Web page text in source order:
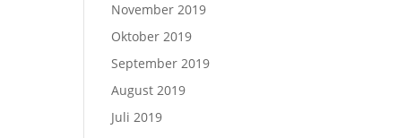
November 2019
Oktober 2019
September 2019
August 2019
Juli 2019